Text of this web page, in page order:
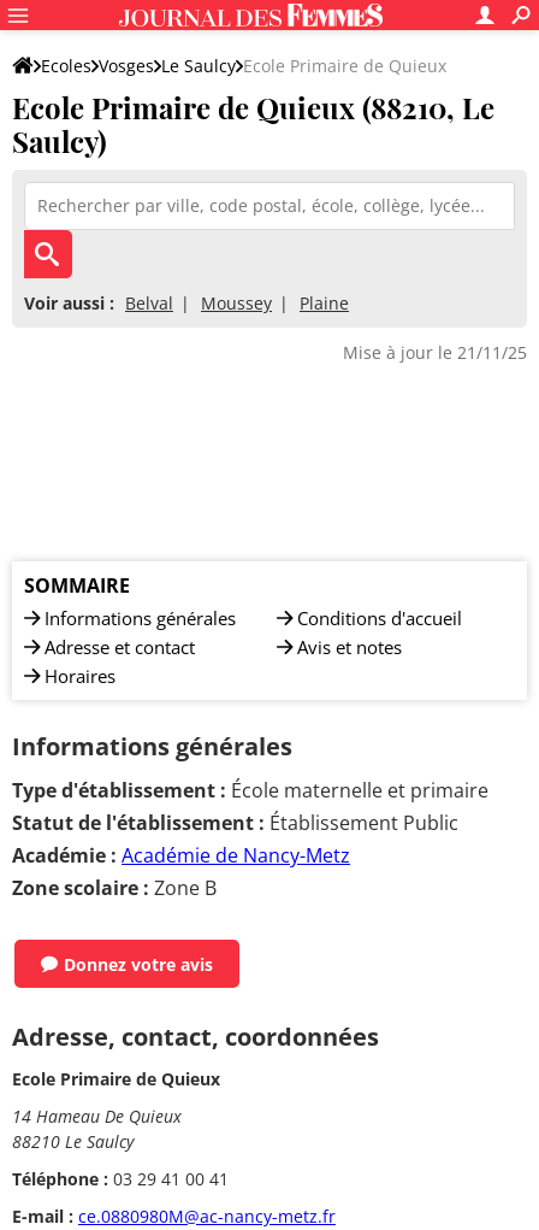
Ecoles Vosges Le Saulcy Ecole Primaire de Quieux
Ecole Primaire de Quieux (88210, Le
Saulcy)
Voir aussi : Belval Moussey Plaine
Mise à jour le 21/11/25
SOMMAIRE
Informations générales
Adresse et contact
Horaires
Conditions d'accueil
Avis et notes
Informations générales
Type d'établissement : École maternelle et primaire
Statut de l'établissement : Établissement Public
Académie : Académie de Nancy-Metz
Zone scolaire : Zone B
Donnez votre avis
Adresse, contact, coordonnées
Ecole Primaire de Quieux
14 Hameau De Quieux
88210 Le Saulcy
Téléphone : 03 29 41 00 41
E-mail : ce.0880980M@ac-nancy-metz.fr